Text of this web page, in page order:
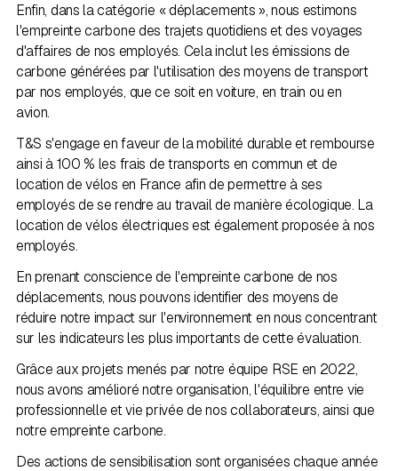
Enfin, dans la catégorie « déplacements », nous estimons
l'empreinte carbone des trajets quotidiens et des voyages
d'affaires de nos employés. Cela inclut les émissions de
carbone générées par l'utilisation des moyens de transport
par nos employés, que ce soit en voiture, en train ou en
avion.
T&S s'engage en faveur de la mobilité durable et rembourse
ainsi à 100 % les frais de transports en commun et de
location de vélos en France afin de permettre à ses
employés de se rendre au travail de manière écologique. La
location de vélos électriques est également proposée à nos
employés.
En prenant conscience de l'empreinte carbone de nos
déplacements, nous pouvons identifier des moyens de
réduire notre impact sur l'environnement en nous concentrant
sur les indicateurs les plus importants de cette évaluation.
Grâce aux projets menés par notre équipe RSE en 2022,
nous avons amélioré notre organisation, l'équilibre entre vie
professionnelle et vie privée de nos collaborateurs, ainsi que
notre empreinte carbone.
Des actions de sensibilisation sont organisées chaque année